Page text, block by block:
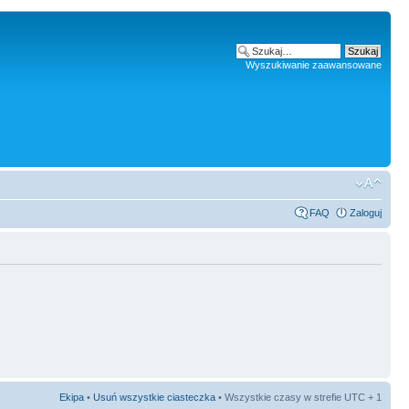
Wyszukiwanie zaawansowane
FAQ Zaloguj
Ekipa • Usuń wszystkie ciasteczka • Wszystkie czasy w strefie UTC + 1